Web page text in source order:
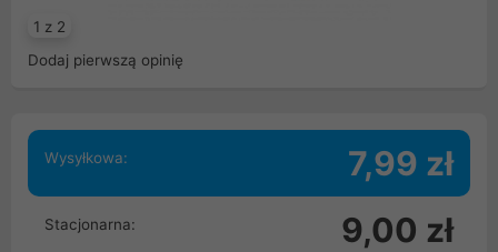
1 z 2
Dodaj pierwszą opinię
Wysyłkowa: 7,99 zł
Stacjonarna: 9,00 zł